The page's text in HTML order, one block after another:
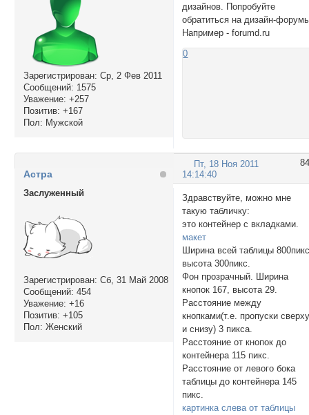
Зарегистрирован: Ср, 2 Фев 2011
Сообщений: 1575
Уважение: +257
Позитив: +167
Пол: Мужской
дизайнов. Попробуйте
обратиться на дизайн-
Например - forumd.ru
0
84
Пт, 18 Ноя 2011
14:14:40
Астра
Заслуженный
Зарегистрирован: Сб, 31 Май 2008
Сообщений: 454
Уважение: +16
Позитив: +105
Пол: Женский
Здравствуйте, можно мне
такую табличку:
это контейнер с вкладками.
макет
Ширина всей таблицы
высота 300пикс.
Фон прозрачный. Ширина
кнопок 167, высота 29.
Расстояние между
кнопками(т.е. пропуски
и снизу) 3 пикса.
Расстояние от кнопок до
контейнера 115 пикс.
Расстояние от левого бока
таблицы до контейнера 145
пикс.
картинка слева от таблицы